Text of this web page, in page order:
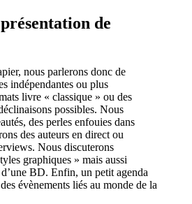
de
nous parlerons donc de
indépendantes ou plus
livre « classique » ou des
possibles. Nous
des perles enfouies dans
des auteurs en direct ou
Nous discuterons
graphiques » mais aussi
BD. Enfin, un petit agenda
évènements liés au monde de la